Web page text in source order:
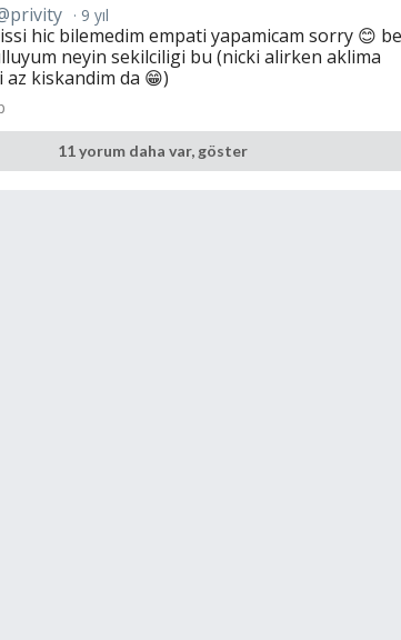
9 yıl
hic bilemedim empati yapamicam sorry 😊
neyin sekilciligi bu (nicki alirken aklima
az kiskandim da 😁)
11 yorum daha var, göster